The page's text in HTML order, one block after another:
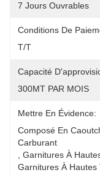
7 Jours Ouvrables
Conditions De
T/T
Capacité
300MT PAR MOIS
Mettre En Évidence:
Composé En
Carburant
Garnitures À
Garnitures À Hautes